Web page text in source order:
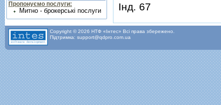
Iнд. 67
Пропонуємо послуги:
Митно - брокерські послуги
Copyright © 2026 НТФ «Інтес» Всі права збережено.
Підтримка: support@qdpro.com.ua